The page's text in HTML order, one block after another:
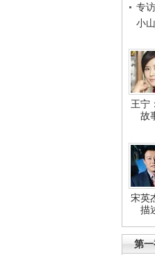
专
小
王宁
故
宋英
描
第